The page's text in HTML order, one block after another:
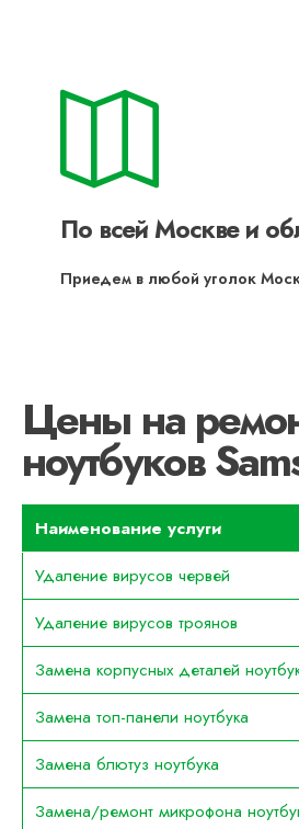
По всей Москве и
Приедем в любой уголок
Цены на
ноутбуков
Наименование услуги
Удаление вирусов червей
Удаление вирусов троянов
Замена корпусных деталей
Замена топ-панели ноутбука
Замена блютуз ноутбука
Замена/ремонт микрофона